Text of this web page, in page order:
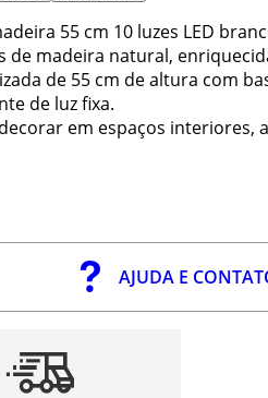
55 cm 10 luzes LED
de madeira natural,
de 55 cm de altura com
de luz fixa.
em espaços interiores,
AJUDA E